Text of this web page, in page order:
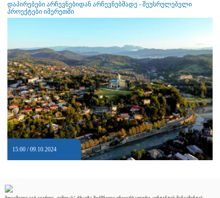
დაპირებები არჩევნებიდან არჩევნებმადე - შეუსრულებელი
პროექტები იმერეთში
15:00 / 09.10.2024